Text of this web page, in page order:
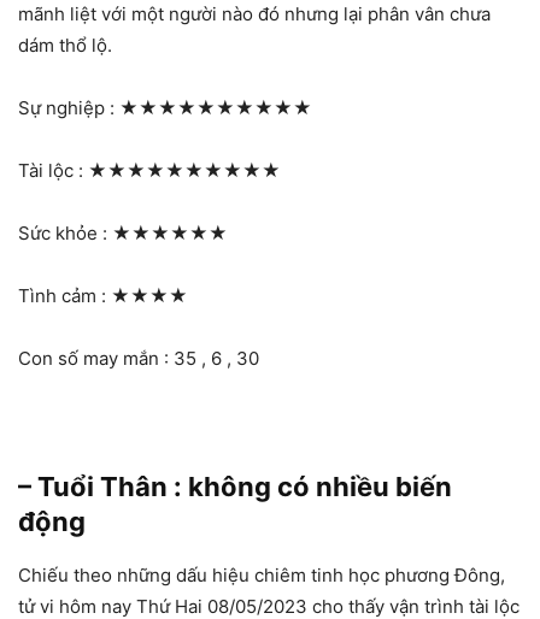
mãnh liệt với một người nào đó nhưng lại phân vân chưa
dám thổ lộ.
Sự nghiệp : ★★★★★★★★★★
Tài lộc : ★★★★★★★★★★
Sức khỏe : ★★★★★★
Tình cảm : ★★★★
Con số may mắn : 35 , 6 , 30
– Tuổi Thân : không có nhiều biến
động
Chiếu theo những dấu hiệu chiêm tinh học phương Đông,
tử vi hôm nay Thứ Hai 08/05/2023 cho thấy vận trình tài lộc